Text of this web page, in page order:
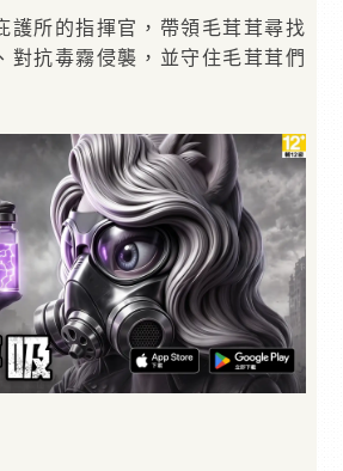
護所的指揮官，帶領毛茸茸尋找
對抗毒霧侵襲，並守住毛茸茸們